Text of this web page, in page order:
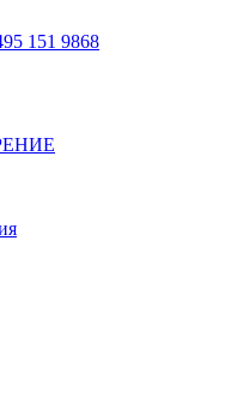
151 9868